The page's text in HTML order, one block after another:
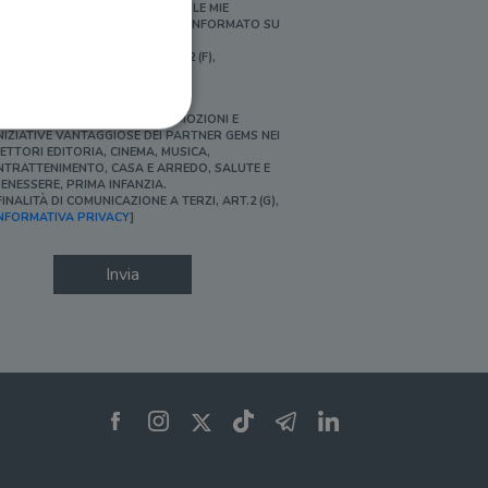
PERSONALIZZATE E IN LINEA CON LE MIE
ABITUDINI DI ACQUISTO, ESSERE INFORMATO SU
[FINALITÀ DI PROFILAZIONE, ART.2 (F),
SÌ, DESIDERO ACCEDERE A PROMOZIONI E
VANTAGGIOSE DEI PARTNER GEMS NEI
EDITORIA, CINEMA, MUSICA,
CASA E ARREDO, SALUTE E
PRIMA INFANZIA.
DI COMUNICAZIONE A TERZI, ART.2 (G),
PRIVACY]
Invia
dell'account. Il sito
per il dominio corrente.